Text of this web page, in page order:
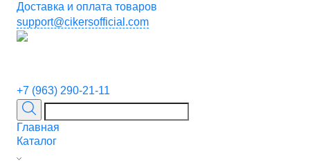
Доставка и оплата товаров
support@cikersofficial.com
+7 (963) 290-21-11
Главная
Каталог